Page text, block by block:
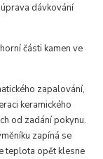
dávkování
části kamen ve
zapalování,
keramického
od zadání pokynu.
zapíná se
teplota opět klesne